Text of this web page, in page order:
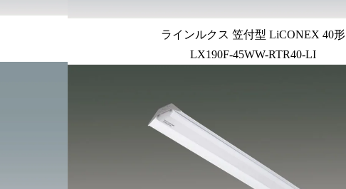
ラインルクス 笠付型 LiCONEX 40形
LX190F-45WW-RTR40-LI